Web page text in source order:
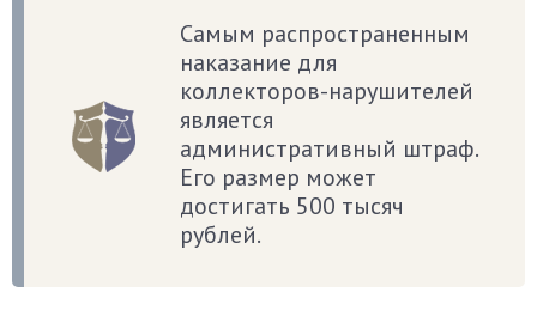
Самым распространенным
наказание для
коллекторов-нарушителей
является
административный штраф.
Его размер может
достигать 500 тысяч
рублей.